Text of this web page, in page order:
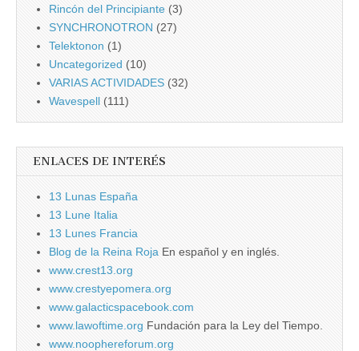
Rincón del Principiante (3)
SYNCHRONOTRON (27)
Telektonon (1)
Uncategorized (10)
VARIAS ACTIVIDADES (32)
Wavespell (111)
ENLACES DE INTERÉS
13 Lunas España
13 Lune Italia
13 Lunes Francia
Blog de la Reina Roja En español y en inglés.
www.crest13.org
www.crestyepomera.org
www.galacticspacebook.com
www.lawoftime.org Fundación para la Ley del Tiempo.
www.noophereforum.org